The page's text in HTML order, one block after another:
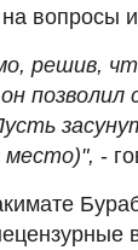
на вопросы
решив,
место)", -